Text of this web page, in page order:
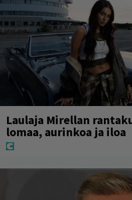
Laulaja Mirellan
lomaa, aurinkoa ja iloa